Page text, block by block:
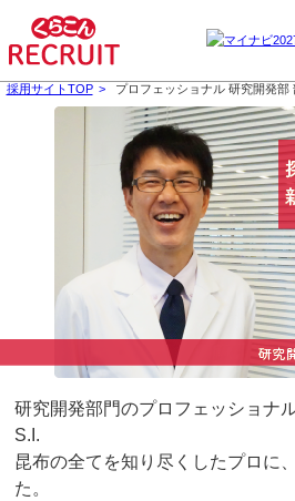
採用サイトTOP プロフェッショナル 研究開発
研究開発部門のプロフェッショ
S.I.
昆布の全てを知り尽くしたプロに
た。